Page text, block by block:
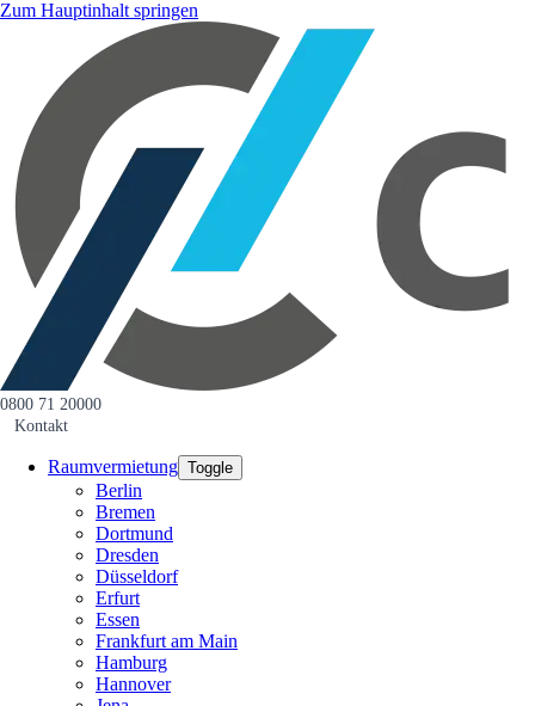
Zum Hauptinhalt springen
0800 71 20000
Kontakt
Raumvermietung Toggle
Berlin
Bremen
Dortmund
Dresden
Düsseldorf
Erfurt
Essen
Frankfurt am Main
Hamburg
Hannover